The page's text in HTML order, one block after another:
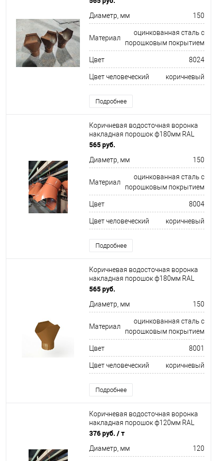
Диаметр, мм 150
Материал
оцинкованная сталь с
порошковым покрытием
Цвет 8024
Цвет человеческий коричневый
Подробнее
Коричневая водосточная воронка
накладная порошок ф180мм RAL
8004
565 руб.
Диаметр, мм 150
Материал
оцинкованная сталь с
порошковым покрытием
Цвет 8004
Цвет человеческий коричневый
Подробнее
Коричневая водосточная воронка
накладная порошок ф180мм RAL
8001
565 руб.
Диаметр, мм 150
Материал
оцинкованная сталь с
порошковым покрытием
Цвет 8001
Цвет человеческий коричневый
Подробнее
Коричневая водосточная воронка
накладная порошок ф120мм RAL
8004
376 руб. / т
Диаметр, мм 120